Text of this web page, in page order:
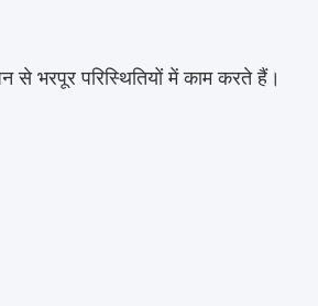
भरपूर परिस्थितियों में काम करते हैं।